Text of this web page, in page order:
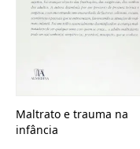
Maltrato e trauma na
infância